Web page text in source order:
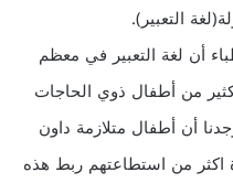
التعبير).
أن لغة التعبير في معظم
من أطفال ذوي الحاجات
أن أطفال متلازمة داون
من استطاعتهم ربط هذه